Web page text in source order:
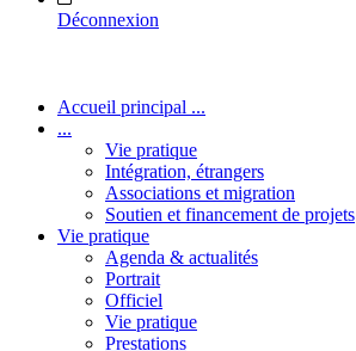
Déconnexion
Accueil principal ...
...
Vie pratique
Intégration, étrangers
Associations et migration
Soutien et financement de projets
Vie pratique
Agenda & actualités
Portrait
Officiel
Vie pratique
Prestations